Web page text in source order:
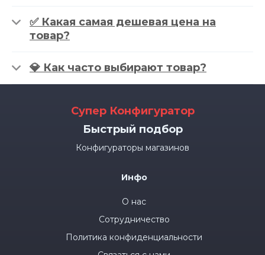
✅ Какая самая дешевая цена на
товар?
💎 Как часто выбирают товар?
Супер Конфигуратор
Быстрый подбор
Конфигураторы магазинов
Инфо
О нас
Сотрудничество
Политика конфиденциальности